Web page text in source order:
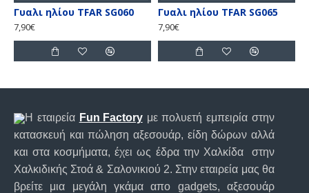
Γυαλι ηλίου TFAR SG060
7,90€
Γυαλι ηλίου TFAR SG065
7,90€
Η εταιρεία Fun Factory με πολυετή εμπειρία στην
κατασκευή και πώληση αξεσουάρ, είδη δώρων αλλά
και στα κοσμήματα, έχει ως έδρα την Χαλκίδα στην
Χαλκιδικής Στοά & Σαλονικιού 2. Στην εταιρεία μας θα
βρείτε μια μεγάλη γκάμα απο gadgets, αξεσουάρ